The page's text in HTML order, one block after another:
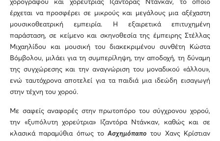
χορογράφου και χορεύτριας Ιζαντόρας Ντάνκαν, το οποίο
έρχεται να προσφέρει σε μικρούς και μεγάλους μια αξέχαστη
μουσικοθεατρική εμπειρία. Η εξαιρετικά επιτυχημένη
παράσταση, σε κείμενο και σκηνοθεσία της έμπειρης Στέλλας
Μιχαηλίδου και μουσική του διακεκριμένου συνθέτη Κώστα
Βόμβολου, μιλάει για τη συμπερίληψη, την αποδοχή, τη δύναμη
της συγχώρεσης και την αναγνώριση του μοναδικού «άλλου»,
ενώ ταυτόχρονα αποτελεί για τα παιδιά μια ιδεώδη εισαγωγή
στην τέχνη του χορού.
Με σαφείς αναφορές στην πρωτοπόρο του σύγχρονου χορού,
την «ξυπόλυτη χορεύτρια» Ιζαντόρα Ντάνκαν, καθώς και σε
κλασικά παραμύθια όπως τοΑσχημόπαπο του Χανς Κρίστιαν